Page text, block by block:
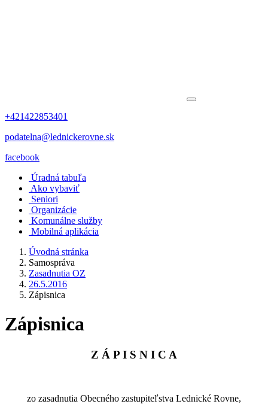
+421422853401
podatelna@lednickerovne.sk
facebook
Úradná tabuľa
Ako vybaviť
Seniori
Organizácie
Komunálne služby
Mobilná aplikácia
Úvodná stránka
Samospráva
Zasadnutia OZ
26.5.2016
Zápisnica
Zápisnica
Z Á P I S N I C A
zo zasadnutia Obecného zastupiteľstva Lednické Rovne,